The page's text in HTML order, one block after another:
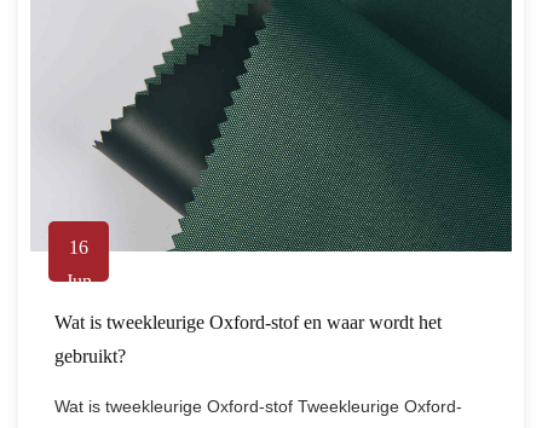
16
Jun
Wat is tweekleurige Oxford-stof en waar wordt het
gebruikt?
Wat is tweekleurige Oxford-stof Tweekleurige Oxford-